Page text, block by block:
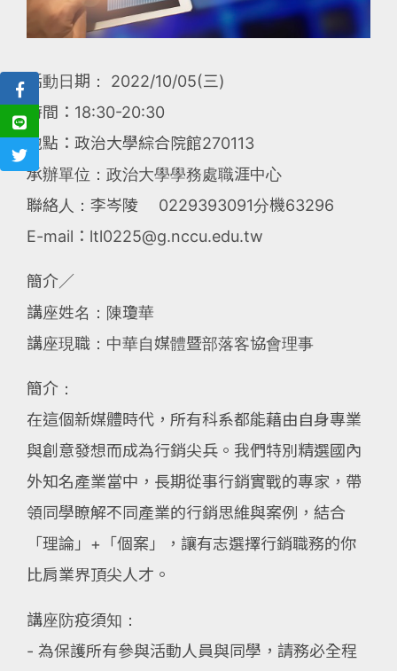
活動日期： 2022/10/05(三)
時間：18:30-20:30
地點：政治大學綜合院館270113
承辦單位：政治大學學務處職涯中心
聯絡人：李岑陵 0229393091分機63296
E-mail：ltl0225@g.nccu.edu.tw
簡介∕
講座姓名：陳瓊華
講座現職：中華自媒體暨部落客協會理事
簡介：
在這個新媒體時代，所有科系都能藉由自身專業
與創意發想而成為行銷尖兵。我們特別精選國內
外知名產業當中，長期從事行銷實戰的專家，帶
領同學瞭解不同產業的行銷思維與案例，結合
「理論」+「個案」，讓有志選擇行銷職務的你
比肩業界頂尖人才。
講座防疫須知：
- 為保護所有參與活動人員與同學，請務必全程